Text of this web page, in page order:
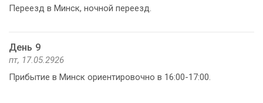
Переезд в Минск, ночной переезд.
День 9
пт, 17.05.2926
Прибытие в Минск ориентировочно в 16:00-17:00.